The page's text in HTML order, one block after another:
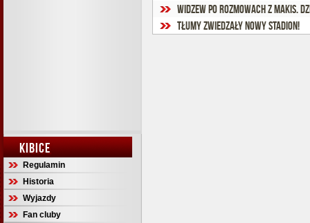
KIBICE
Regulamin
Historia
Wyjazdy
Fan cluby
Widzew po rozmowach z MAKiS.
Tłumy zwiedzały nowy stadion!